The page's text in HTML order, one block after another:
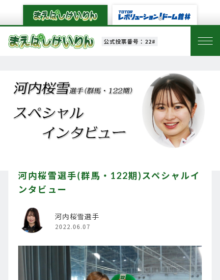
公式投票番号：22#
河内桜雪選手(群馬・122期)スペシャルイ
ンタビュー
河内桜雪選手
2022.06.07